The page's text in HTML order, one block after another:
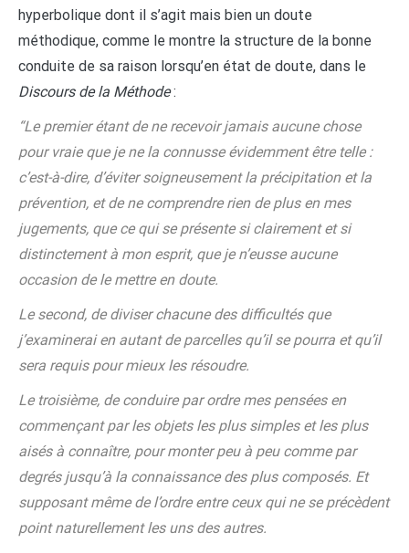
hyperbolique dont il s’agit mais bien un doute
méthodique, comme le montre la structure de la bonne
conduite de sa raison lorsqu’en état de doute, dans le
Discours de la Méthode:
“Le premier étant de ne recevoir jamais aucune chose
pour vraie que je ne la connusse évidemment être telle :
c’est-à-dire, d’éviter soigneusement la précipitation et la
prévention, et de ne comprendre rien de plus en mes
jugements, que ce qui se présente si clairement et si
distinctement à mon esprit, que je n’eusse aucune
occasion de le mettre en doute.
Le second, de diviser chacune des difficultés que
j’examinerai en autant de parcelles qu’il se pourra et qu’il
sera requis pour mieux les résoudre.
Le troisième, de conduire par ordre mes pensées en
commençant par les objets les plus simples et les plus
aisés à connaître, pour monter peu à peu comme par
degrés jusqu’à la connaissance des plus composés. Et
supposant même de l’ordre entre ceux qui ne se précèdent
point naturellement les uns des autres.